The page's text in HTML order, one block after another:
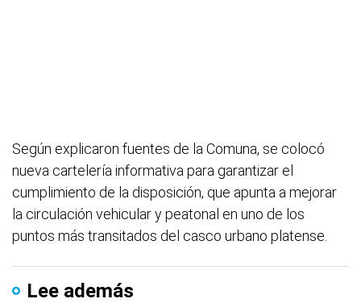
Según explicaron fuentes de la Comuna, se colocó
nueva cartelería informativa para garantizar el
cumplimiento de la disposición, que apunta a mejorar
la circulación vehicular y peatonal en uno de los
puntos más transitados del casco urbano platense.
Lee además